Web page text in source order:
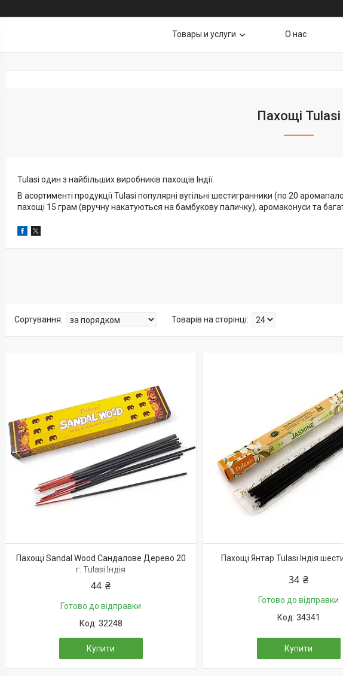
Товары и услуги О нас
Пахощі Tulasi
Tulasi один з найбільших виробників пахощів Індії.
В асортименті продукції Tulasi популярні вугільні шестигранники (по 20
пахощі 15 грам (вручну накатуються на бамбукову паличку), аромаконуси та
Пахощі Sandal Wood Сандалове Дерево 20
г. Tulasi Індія
44 ₴
Готово до відправки
32248
Купити
Пахощі Янтар Tulasi Індія
34 ₴
Готово до відправки
34341
Купити